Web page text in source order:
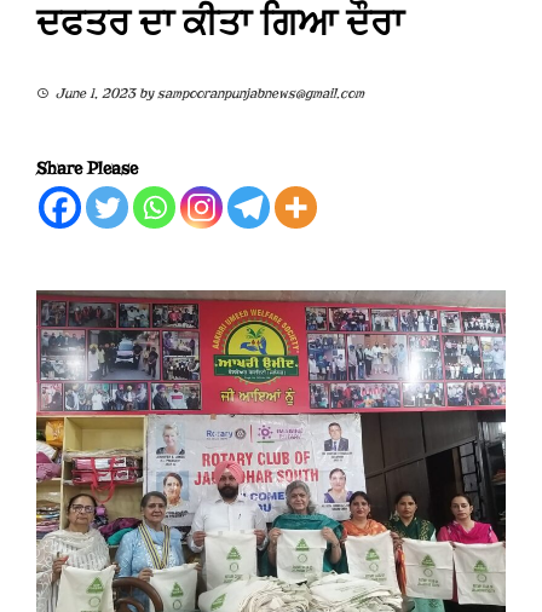
ਦਫਤਰ ਦਾ ਕੀਤਾ ਗਿਆ ਦੌਰਾ
June 1, 2023bysampooranpunjabnews@gmail.com
Share Please